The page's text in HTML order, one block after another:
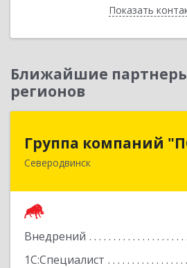
ПоказатьНазад
Ближайшие
регионов
Группа компаний
Северодвинск
Внедрений
1С:Специалист
Группа
164500, Архангельская